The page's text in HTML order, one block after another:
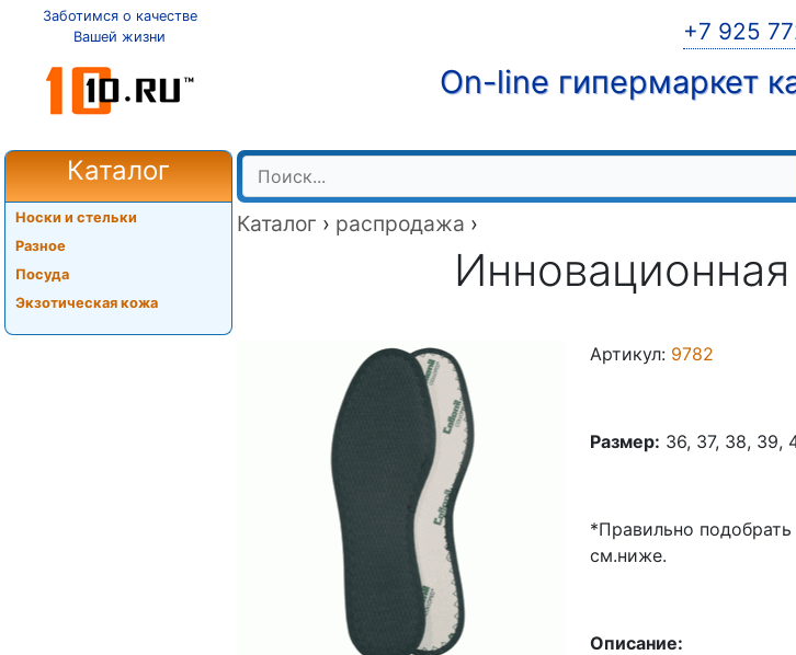
Заботимся о качестве
Вашей жизни
+7 925
On-line гипермаркет
Каталог
Носки и стельки
Разное
Посуда
Экзотическая кожа
Каталог › распродажа ›
Артикул: 9782
Размер: 36, 37, 38, 39,
*Правильно
см.ниже.
Описание: